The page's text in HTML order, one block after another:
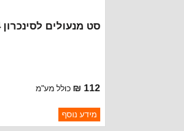
סט מנעולים לסינכרון T14
112 ₪ כולל מע"מ
ברקוד: 3192412K
יצרן:CROWN AUTOMOTIVE
מידע נוסף